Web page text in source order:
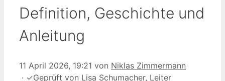
Definition, Geschichte und
Anleitung
11 April 2026, 19:21 von Niklas Zimmermann
· ✓Geprüft von Lisa Schumacher, Leiter